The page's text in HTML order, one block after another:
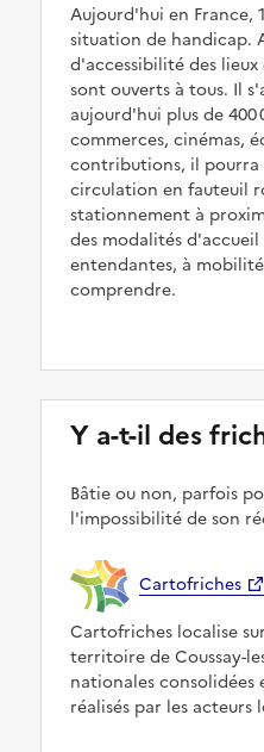
Aujourd'hui en France,
situation de handicap.
d'accessibilité des lieux
sont ouverts à tous. Il
aujourd'hui plus de 400
commerces, cinémas,
contributions, il pourra
circulation en fauteuil
stationnement à
des modalités
entendantes, à
comprendre.
Y a-t-il des
Bâtie ou non, parfois
l'impossibilité de son
Cartofriches
Cartofriches localise
territoire de Coussay-
nationales consolidées
réalisés par les acteurs